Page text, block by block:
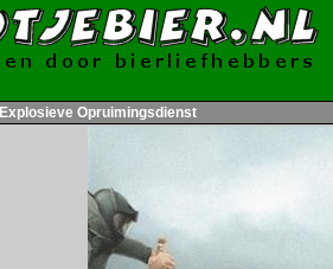
Explosieve Opruimingsdienst